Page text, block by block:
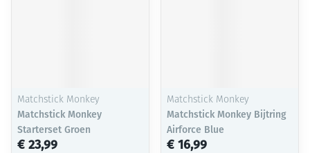
Matchstick Monkey
Matchstick Monkey
Starterset Groen
€ 23,99
Matchstick Monkey
Matchstick Monkey Bijtring
Airforce Blue
€ 16,99